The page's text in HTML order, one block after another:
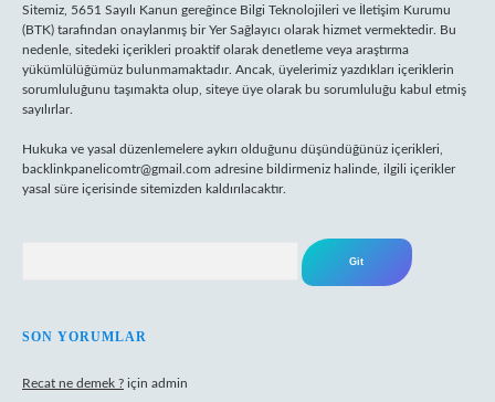
Sitemiz, 5651 Sayılı Kanun gereğince Bilgi Teknolojileri ve İletişim Kurumu
(BTK) tarafından onaylanmış bir Yer Sağlayıcı olarak hizmet vermektedir. Bu
nedenle, sitedeki içerikleri proaktif olarak denetleme veya araştırma
yükümlülüğümüz bulunmamaktadır. Ancak, üyelerimiz yazdıkları içeriklerin
sorumluluğunu taşımakta olup, siteye üye olarak bu sorumluluğu kabul etmiş
sayılırlar.
Hukuka ve yasal düzenlemelere aykırı olduğunu düşündüğünüz içerikleri,
backlinkpanelicomtr@gmail.com adresine bildirmeniz halinde, ilgili içerikler
yasal süre içerisinde sitemizden kaldırılacaktır.
SON YORUMLAR
Recat ne demek ? için admin